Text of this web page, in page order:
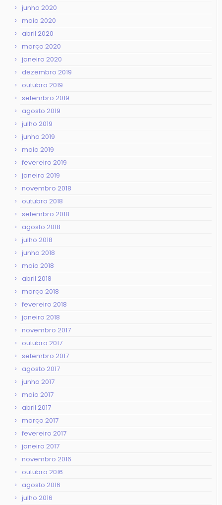
junho 2020
maio 2020
abril 2020
março 2020
janeiro 2020
dezembro 2019
outubro 2019
setembro 2019
agosto 2019
julho 2019
junho 2019
maio 2019
fevereiro 2019
janeiro 2019
novembro 2018
outubro 2018
setembro 2018
agosto 2018
julho 2018
junho 2018
maio 2018
abril 2018
março 2018
fevereiro 2018
janeiro 2018
novembro 2017
outubro 2017
setembro 2017
agosto 2017
junho 2017
maio 2017
abril 2017
março 2017
fevereiro 2017
janeiro 2017
novembro 2016
outubro 2016
agosto 2016
julho 2016